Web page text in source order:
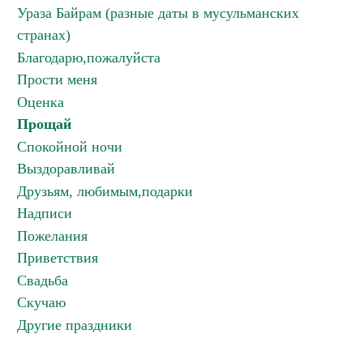
Ураза Байрам (разные даты в мусульманских
странах)
Благодарю,пожалуйста
Прости меня
Оценка
Прощай
Спокойной ночи
Выздоравливай
Друзьям, любимым,подарки
Надписи
Пожелания
Приветствия
Свадьба
Скучаю
Другие праздники